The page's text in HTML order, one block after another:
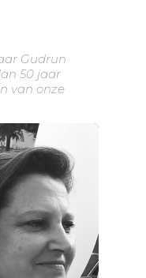
Gudrun
50 jaar
van onze